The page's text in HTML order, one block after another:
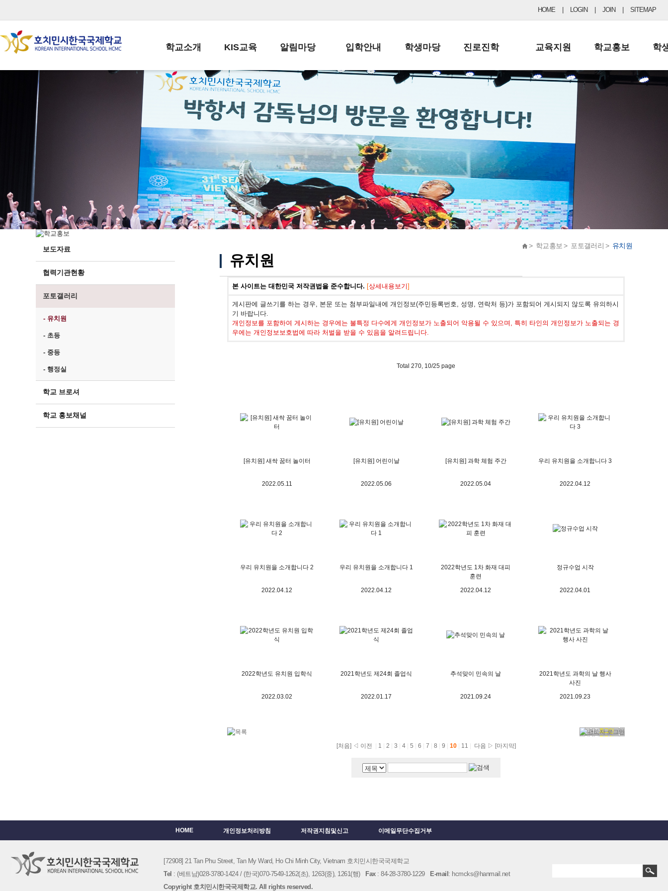
HOME LOGIN JOIN SITEMAP
학교소개
학교장인사말
학교상징
학교연혁
교직원현황
학생현황
위치/전화
전경사진
KIS교육
교육목표
학사일정
일과시간표
성과평가자료
알림마당
공지사항
납부금 안내
스쿨버스 운행 안내
급식안내
서식자료실
학부모방
정기고사 기출문제
입학안내
전-편입 서류양식
입학금/수업료
교복구입안내
학생마당
학생생활규정
학교신문
자율진로동아리
유초등 소식지
진로진학
공지사항 및 입시자료
드림레터
교육지원
행정실
학교운영위원회
학교건축기금
학교홍보
보도자료
학
보도자료
협력기관현황
포토갤러리
- 유치원
- 초등
- 중등
- 행정실
학교 브로셔
학교 홍보채널
> 학교홍보 > 포토갤러리 > 유치원
유치원
본 사이트는 대한민국 저작권법을 준수합니다. [상세내용보기]
게시판에 글쓰기를 하는 경우, 본문 또는 첨부파일내에 개인정보(주민등록번호, 성명, 연락처 등)가 포함되어 게시되지 않도록 유의하시
기 바랍니다.
개인정보를 포함하여 게시하는 경우에는 불특정 다수에게 개인정보가 노출되어 악용될 수 있으며, 특히 타인의 개인정보가 노출되는 경
우에는 개인정보보호법에 따라 처벌을 받을 수 있음을 알려드립니다.
Total 270, 10/25 page
[유치원] 새싹 꿈터 놀이터
2022.05.11
[유치원] 어린이날
2022.05.06
[유치원] 과학 체험 주간
2022.05.04
우리 유치원을 소개합니다 3
2022.04.12
우리 유치원을 소개합니다 2
2022.04.12
우리 유치원을 소개합니다 1
2022.04.12
2022학년도 1차 화재 대피
훈련
2022.04.12
정규수업 시작
2022.04.01
2022학년도 유치원 입학식
2022.03.02
2021학년도 제24회 졸업식
2022.01.17
추석맞이 민속의 날
2021.09.24
2021학년도 과학의 날 행사
사진
2021.09.23
[처음] ◁ 이전 1 2 3 4 5 6 7 8 9 10 11 다음 ▷ [마지막]
HOME 개인정보처리방침 저작권지침및신고 이메일무단수집거부
[72908] 21 Tan Phu Street, Tan My Ward, Ho Chi Minh City, Vietnam 호치민시한국국제학교
Tel : (베트남)028-3780-1424 / (한국)070-7549-1262(초), 1263(중), 1261(행) Fax: 84-28-3780-1229 E-mail : hcmcks@hanmail.net
Copyright 호치민시한국국제학교. All rights reserved.